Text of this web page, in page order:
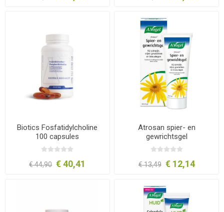
Biotics Fosfatidylcholine
100 capsules
€ 44,90 € 40,41
Atrosan spier- en
gewrichtsgel
€ 13,49 € 12,14